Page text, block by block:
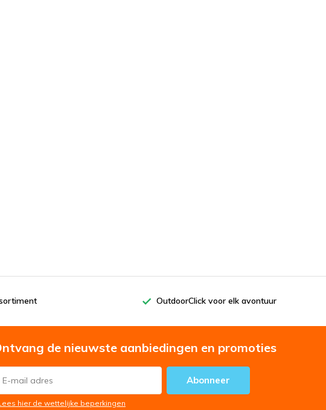
OutdoorClick voor elk avontuur
de nieuwste aanbiedingen en promoties
Abonneer
hier de wettelijke beperkingen